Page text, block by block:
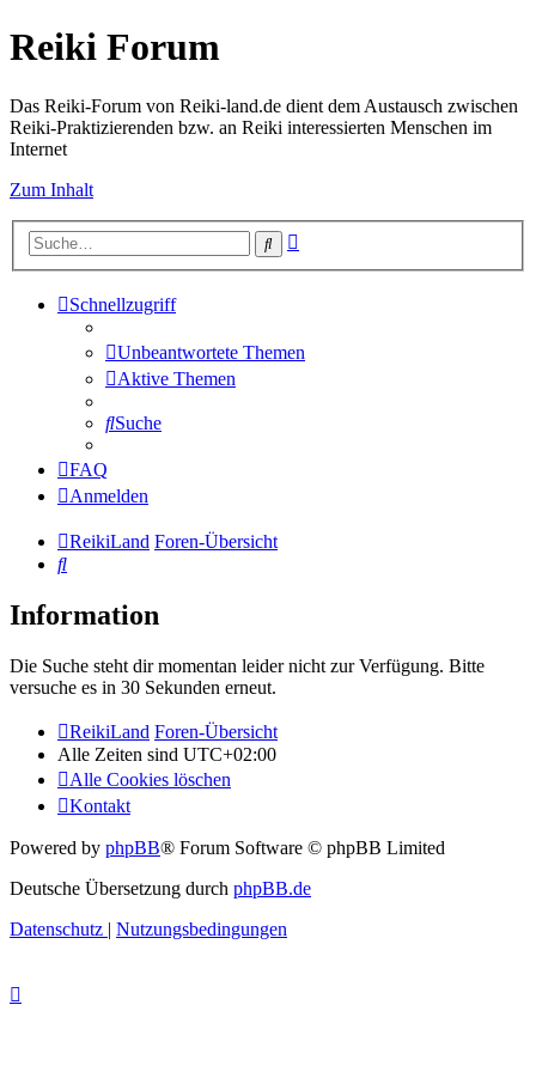
Reiki Forum
Das Reiki-Forum von Reiki-land.de dient dem Austausch zwischen
Reiki-Praktizierenden bzw. an Reiki interessierten Menschen im
Internet
Zum Inhalt
Suche
Schnellzugriff
Unbeantwortete Themen
Aktive Themen
Suche
FAQ
Anmelden
ReikiLand Foren-Übersicht
Suche
Information
Die Suche steht dir momentan leider nicht zur Verfügung. Bitte
versuche es in 30 Sekunden erneut.
ReikiLand Foren-Übersicht
Alle Zeiten sind UTC+02:00
Alle Cookies löschen
Kontakt
Powered by phpBB® Forum Software © phpBB Limited
Deutsche Übersetzung durch phpBB.de
Datenschutz | Nutzungsbedingungen